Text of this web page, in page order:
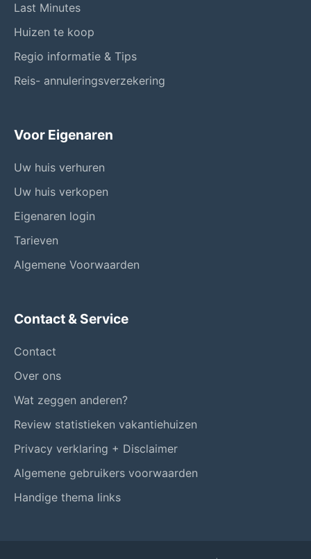
Last Minutes
Huizen te koop
Regio informatie & Tips
Reis- annuleringsverzekering
Voor Eigenaren
Uw huis verhuren
Uw huis verkopen
Eigenaren login
Tarieven
Algemene Voorwaarden
Contact & Service
Contact
Over ons
Wat zeggen anderen?
Review statistieken vakantiehuizen
Privacy verklaring + Disclaimer
Algemene gebruikers voorwaarden
Handige thema links